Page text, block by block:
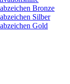
Bronze
Silber
Gold